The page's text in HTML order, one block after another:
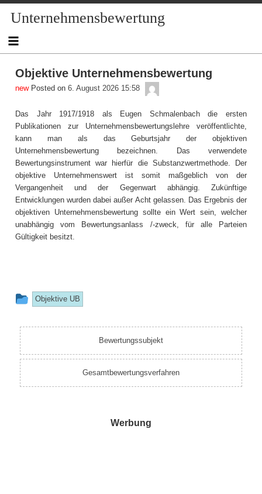
to
Unternehmensbewertung
Objektive Unternehmensbewertung
Posted on 6. August 2026 15:58
Das Jahr 1917/1918 als Eugen Schmalenbach die ersten
Publikationen zur Unternehmensbewertungslehre veröffentlichte,
kann man als das Geburtsjahr der objektiven
Unternehmensbewertung bezeichnen. Das verwendete
Bewertungsinstrument war hierfür die Substanzwertmethode. Der
objektive Unternehmenswert ist somit maßgeblich von der
Vergangenheit und der Gegenwart abhängig. Zukünftige
Entwicklungen wurden dabei außer Acht gelassen. Das Ergebnis der
objektiven Unternehmensbewertung sollte ein Wert sein, welcher
unabhängig vom Bewertungsanlass /-zweck, für alle Parteien
Gültigkeit besitzt.
This
was
in
Objektive UB
Bewertungssubjekt
Gesamtbewertungsverfahren
Werbung